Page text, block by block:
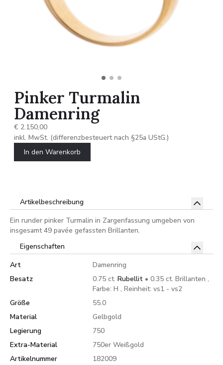
Pinker Turmalin
Damenring
€ 2.150,00
inkl. MwSt. (differenzbesteuert nach §25a UStG.)
In den Warenkorb
Artikelbeschreibung
Ein runder pinker Turmalin in Zargenfassung umgeben von
insgesamt 49 pavée gefassten Brillanten.
Eigenschaften
Art
Damenring
Besatz
0.75 ct. Rubellit • 0.35 ct. Brillanten ,
Farbe: H , Reinheit: vs1 - vs2
Größe
55.0
Material
Gelbgold
Legierung
750
Extra-Material
750er Weißgold
Artikelnummer
182009